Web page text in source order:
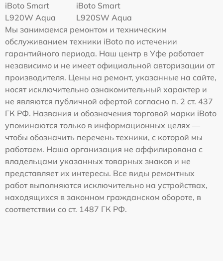
iBoto Smart
L920W Aqua
iBoto Smart
L920SW Aqua
Мы занимаемся ремонтом и техническим
обслуживанием техники iBoto по истечении
гарантийного периода. Наш центр в Уфе работает
независимо и не имеет официальной авторизации от
производителя. Цены на ремонт, указанные на сайте,
носят исключительно ознакомительный характер и
не являются публичной офертой согласно п. 2 ст. 437
ГК РФ. Названия и обозначения торговой марки iBoto
упоминаются только в информационных целях —
чтобы обозначить перечень техники, с которой мы
работаем. Наша организация не аффилирована с
владельцами указанных товарных знаков и не
представляет их интересы. Все виды ремонтных
работ выполняются исключительно на устройствах,
находящихся в законном гражданском обороте, в
соответствии со ст. 1487 ГК РФ.